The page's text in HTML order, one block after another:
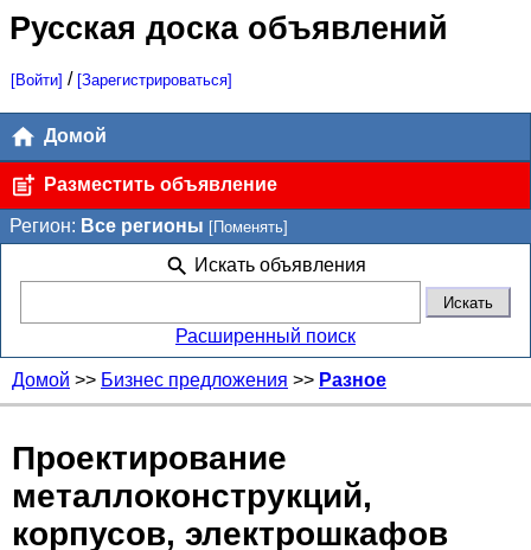
Русская доска объявлений
[Войти] / [Зарегистрироваться]
Домой
Разместить объявление
Регион: Все регионы [Поменять]
Искать объявления
Расширенный поиск
Домой >> Бизнес предложения >> Разное
Проектирование
металлоконструкций,
корпусов, электрошкафов